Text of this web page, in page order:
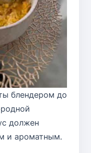
блендером до
должен
и ароматным.